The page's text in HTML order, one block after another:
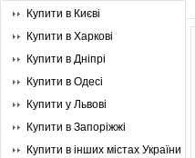
Купити в Києві
Купити в Харкові
Купити в Дніпрі
Купити в Одесі
Купити у Львові
Купити в Запоріжжі
Купити в інших містах України